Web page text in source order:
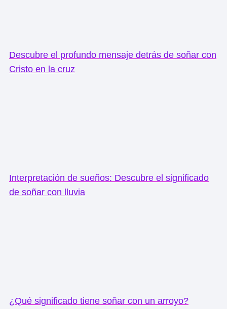
Descubre el profundo mensaje detrás de soñar con
Cristo en la cruz
Interpretación de sueños: Descubre el significado
de soñar con lluvia
¿Qué significado tiene soñar con un arroyo?